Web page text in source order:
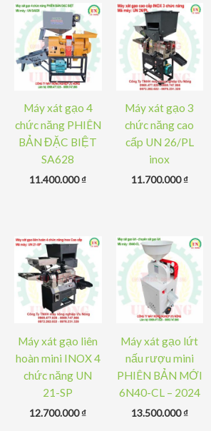
Máy xát gạo 4
chức năng PHIÊN
BẢN ĐẶC BIỆT
SA628
11.400.000₫
Máy xát gạo 3
chức năng cao
cấp UN 26/PL
inox
11.700.000₫
Máy xát gạo liên
hoàn mini INOX 4
chức năng UN
21-SP
12.700.000₫
Máy xát gạo lứt
nấu rượu mini
PHIÊN BẢN MỚI
6N40-CL – 2024
13.500.000₫